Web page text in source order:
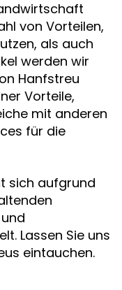
von Vorteilen,
als auch
werden wir
Hanfstreu
Vorteile,
mit anderen
für die
sich aufgrund
Lassen Sie uns
eintauchen.